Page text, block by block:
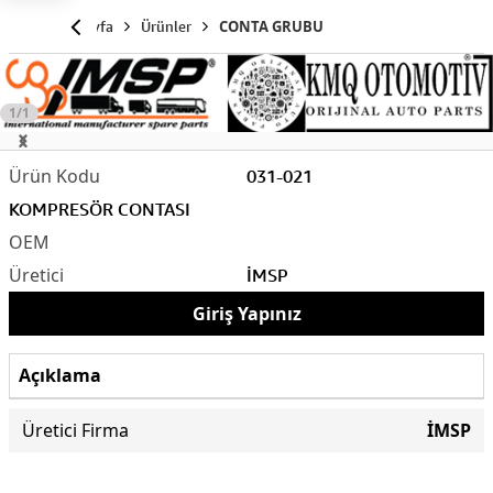
Anasayfa Ürünler CONTA GRUBU
1/1
031-021
KOMPRESÖR CONTASI
İMSP
Giriş Yapınız
Açıklama
Üretici Firma İMSP